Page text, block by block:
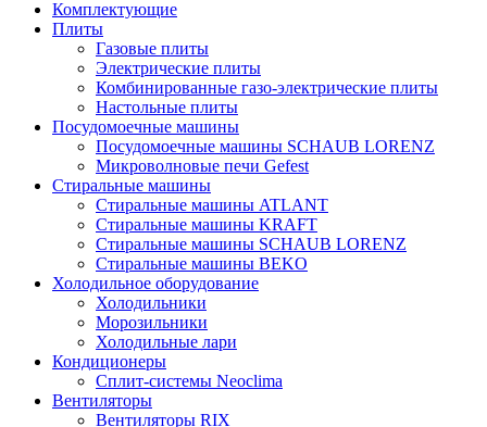
Комплектующие
Плиты
Газовые плиты
Электрические плиты
Комбинированные газо-электрические плиты
Настольные плиты
Посудомоечные машины
Посудомоечные машины SCHAUB LORENZ
Микроволновые печи Gefest
Стиральные машины
Стиральные машины ATLANT
Стиральные машины KRAFT
Стиральные машины SCHAUB LORENZ
Стиральные машины BEKO
Холодильное оборудование
Холодильники
Морозильники
Холодильные лари
Кондиционеры
Сплит-системы Neoclima
Вентиляторы
Вентиляторы RIX